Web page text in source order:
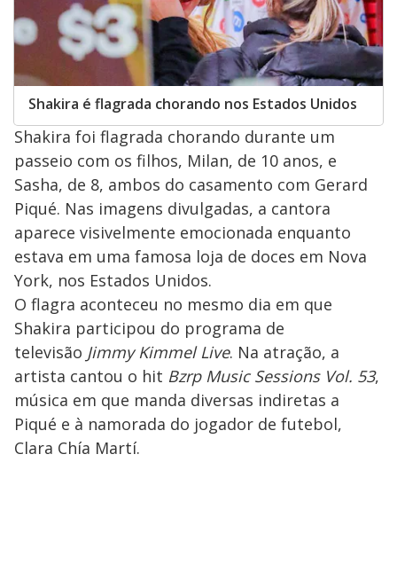
Shakira é flagrada chorando nos Estados Unidos
Shakira foi flagrada chorando durante um
passeio com os filhos, Milan, de 10 anos, e
Sasha, de 8, ambos do casamento com Gerard
Piqué. Nas imagens divulgadas, a cantora
aparece visivelmente emocionada enquanto
estava em uma famosa loja de doces em Nova
York, nos Estados Unidos.
O flagra aconteceu no mesmo dia em que
Shakira participou do programa de
televisão Jimmy Kimmel Live. Na atração, a
artista cantou o hit Bzrp Music Sessions Vol. 53,
música em que manda diversas indiretas a
Piqué e à namorada do jogador de futebol,
Clara Chía Martí.